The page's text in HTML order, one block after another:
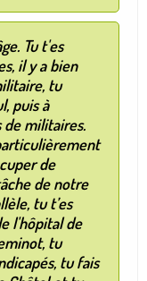
Tu t'es
il y a bien
tu
puis à
de militaires.
de
de notre
tu t’es
l'hôpital de
tu
tu fais